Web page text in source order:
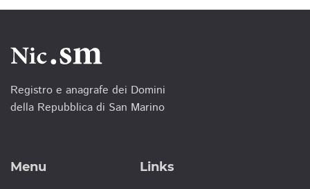
Registro e anagrafe dei Domini
della Repubblica di San Marino
Menu Links